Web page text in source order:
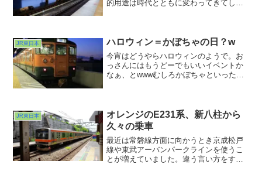
的用途は時代とともに変わってきてしま
JR東日本 ハロウィン＝かぼちゃの日？w
今宵はどうやらハロウィンのようで。お
っさんにはもうどーでもいいイベントか
なぁ、とwwwむしろかぼちゃといったら
カラー。この時は両...
JR東日本
オレンジのE231系、新八柱から
久々の乗車
最近は常磐線方面に向かうとき京成松戸
線や東武アーバンパークラインを使うこ
とが増えていました。違う言い方をする